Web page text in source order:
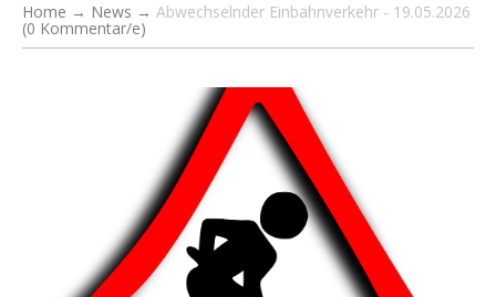
Home → News → Abwechselnder Einbahnverkehr - 19.05.2026
(0 Kommentar/e)